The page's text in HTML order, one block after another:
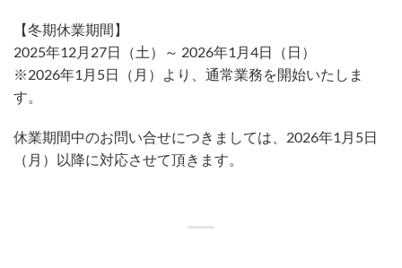
【冬期休業期間】
2025年12月27日（土）～ 2026年1月4日（日）
※2026年1月5日（月）より、通常業務を開始いたしま
す。
休業期間中のお問い合せにつきましては、2026年1月5日
（月）以降に対応させて頂きます。